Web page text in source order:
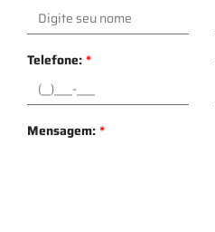
Telefone:*
Mensagem:*